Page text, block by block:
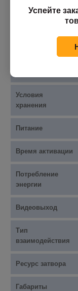
Разрешение
Условия
хранения
Питание
Время активации
Потребление
энергии
Видеовыход
Тип
взаимодействия
Ресурс затвора
Габариты
Успейте